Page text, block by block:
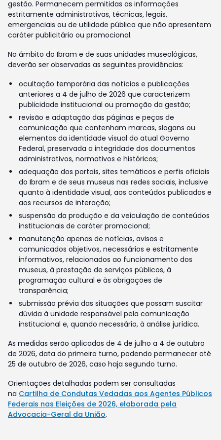
gestão. Permanecem permitidas as informações
estritamente administrativas, técnicas, legais,
emergenciais ou de utilidade pública que não apresentem
caráter publicitário ou promocional.
No âmbito do Ibram e de suas unidades museológicas,
deverão ser observadas as seguintes providências:
ocultação temporária das notícias e publicações
anteriores a 4 de julho de 2026 que caracterizem
publicidade institucional ou promoção da gestão;
revisão e adaptação das páginas e peças de
comunicação que contenham marcas, slogans ou
elementos da identidade visual do atual Governo
Federal, preservada a integridade dos documentos
administrativos, normativos e históricos;
adequação dos portais, sites temáticos e perfis oficiais
do Ibram e de seus museus nas redes sociais, inclusive
quanto à identidade visual, aos conteúdos publicados e
aos recursos de interação;
suspensão da produção e da veiculação de conteúdos
institucionais de caráter promocional;
manutenção apenas de notícias, avisos e
comunicados objetivos, necessários e estritamente
informativos, relacionados ao funcionamento dos
museus, à prestação de serviços públicos, à
programação cultural e às obrigações de
transparência;
submissão prévia das situações que possam suscitar
dúvida à unidade responsável pela comunicação
institucional e, quando necessário, à análise jurídica.
As medidas serão aplicadas de 4 de julho a 4 de outubro
de 2026, data do primeiro turno, podendo permanecer até
25 de outubro de 2026, caso haja segundo turno.
Orientações detalhadas podem ser consultadas
na Cartilha de Condutas Vedadas aos Agentes Públicos
Federais nas Eleições de 2026, elaborada pela
Advocacia-Geral da União.